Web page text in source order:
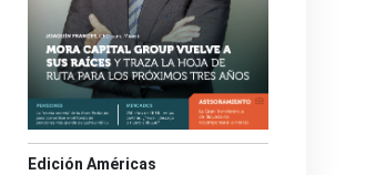
Edición Américas